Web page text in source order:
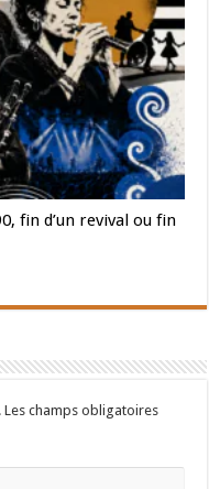
fin d’un revival ou fin
Les champs obligatoires